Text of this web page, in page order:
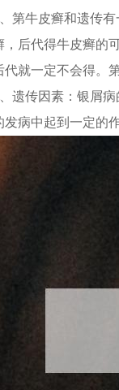
第牛皮癣和遗传
，后代得牛皮癣的
代就一定不会得。
遗传因素：银屑
发病中起到一定的作